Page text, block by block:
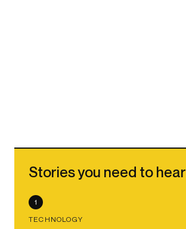
Stories you need to hear
1
TECHNOLOGY